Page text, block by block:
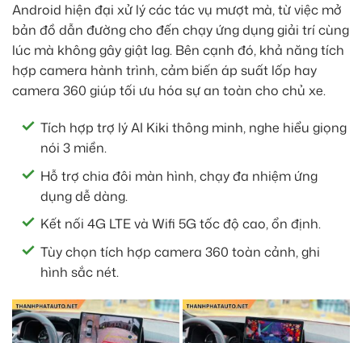
Android hiện đại xử lý các tác vụ mượt mà, từ việc mở
bản đồ dẫn đường cho đến chạy ứng dụng giải trí cùng
lúc mà không gây giật lag. Bên cạnh đó, khả năng tích
hợp camera hành trình, cảm biến áp suất lốp hay
camera 360 giúp tối ưu hóa sự an toàn cho chủ xe.
Tích hợp trợ lý AI Kiki thông minh, nghe hiểu giọng
nói 3 miền.
Hỗ trợ chia đôi màn hình, chạy đa nhiệm ứng
dụng dễ dàng.
Kết nối 4G LTE và Wifi 5G tốc độ cao, ổn định.
Tùy chọn tích hợp camera 360 toàn cảnh, ghi
hình sắc nét.